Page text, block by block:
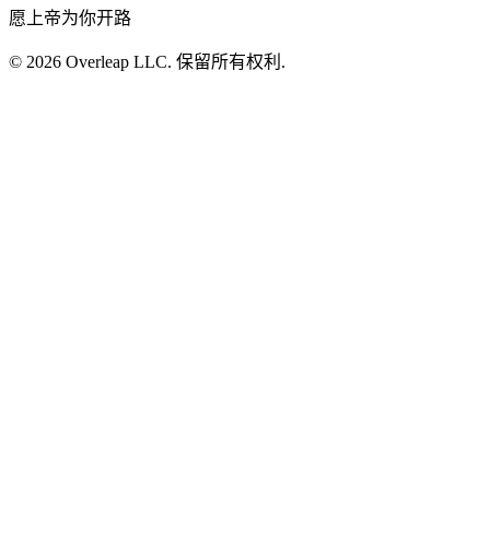
愿上帝为你开路
© 2026 Overleap LLC. 保留所有权利.